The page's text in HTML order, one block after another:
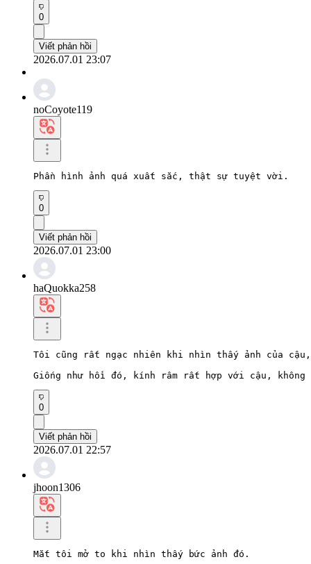
0
Viết phản hồi
2026.07.01 23:07
noCoyote119
Phần hình ảnh quá xuất sắc, thật sự tuyệt vời.
0
Viết phản hồi
2026.07.01 23:00
haQuokka258
Tôi cũng rất ngạc nhiên khi nhìn thấy ảnh của
Giống như hồi đó, kính râm rất hợp với cậu, không
0
Viết phản hồi
2026.07.01 22:57
jhoon1306
Mắt tôi mở to khi nhìn thấy bức ảnh đó.